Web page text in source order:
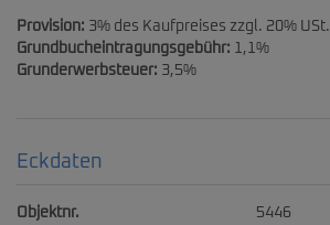
Provision: 3% des Kaufpreises zzgl. 20% USt.
Grundbucheintragungsgebühr: 1,1%
Grunderwerbsteuer: 3,5%
Eckdaten
Objektnr.
5446